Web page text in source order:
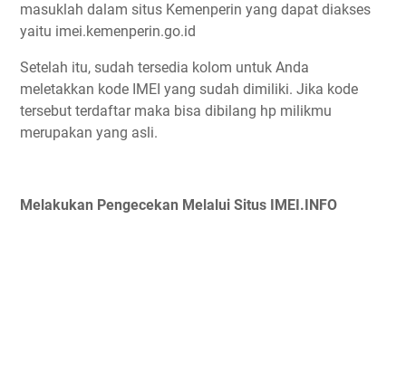
masuklah dalam situs Kemenperin yang dapat diakses
yaitu imei.kemenperin.go.id
Setelah itu, sudah tersedia kolom untuk Anda
meletakkan kode IMEI yang sudah dimiliki. Jika kode
tersebut terdaftar maka bisa dibilang hp milikmu
merupakan yang asli.
Melakukan Pengecekan Melalui Situs IMEI.INFO